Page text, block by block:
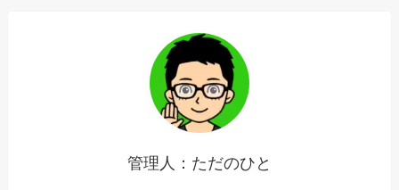
管理人：ただのひと